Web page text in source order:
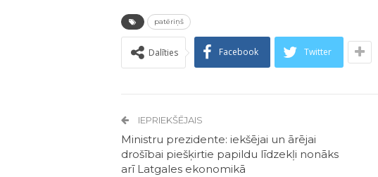
patēriņš
Dalīties Facebook Twitter
IEPRIEKŠĒJAIS
Ministru prezidente: iekšējai un ārējai
drošībai piešķirtie papildu līdzekļi nonāks
arī Latgales ekonomikā